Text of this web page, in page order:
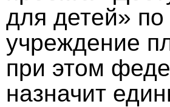
для детей»
учреждение
при этом
назначит